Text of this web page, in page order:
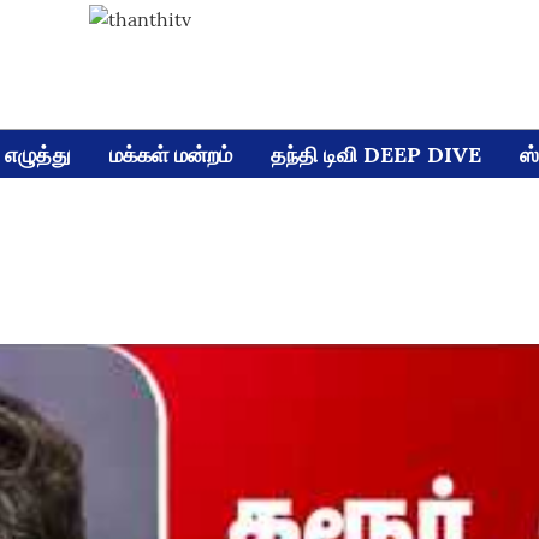
மக்கள் மன்றம் தந்தி டிவி DEEP DIVE